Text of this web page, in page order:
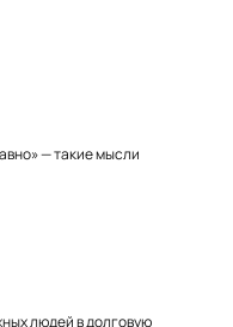
— такие мысли
людей в долговую